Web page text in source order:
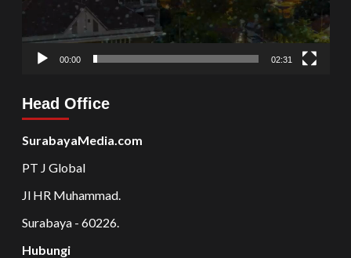
00:00 02:31
Head Office
SurabayaMedia.com
PT J Global
Jl HR Muhammad.
Surabaya - 60226.
Hubungi